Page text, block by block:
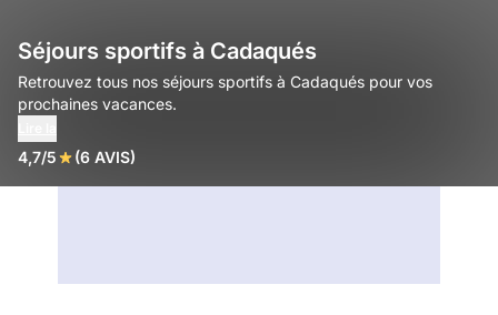
Séjours sportifs à Cadaqués
Retrouvez tous nos séjours sportifs à Cadaqués pour vos
prochaines vacances.
4,7/5 (6 AVIS)